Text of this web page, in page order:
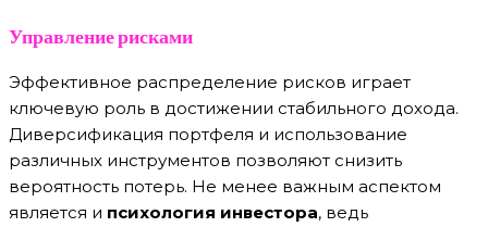
Управление рисками
Эффективное распределение рисков играет
ключевую роль в достижении стабильного дохода.
Диверсификация портфеля и использование
различных инструментов позволяют снизить
вероятность потерь. Не менее важным аспектом
является и психология инвестора, ведь